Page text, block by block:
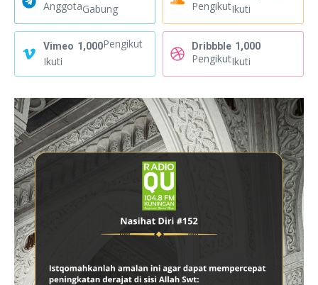
AnggotaGabung PengikutIkuti
Vimeo 1,000Pengikut
Ikuti
Dribbble 1,000
PengikutIkuti